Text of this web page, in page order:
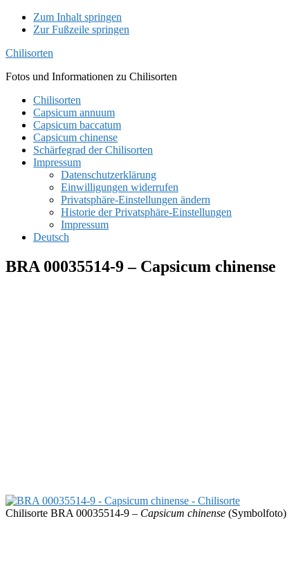
Zum Inhalt springen
Zur Fußzeile springen
Chilisorten
Fotos und Informationen zu Chilisorten
Chilisorten
Capsicum annuum
Capsicum baccatum
Capsicum chinense
Schärfegrad der Chilisorten
Impressum
Datenschutzerklärung
Einwilligungen widerrufen
Privatsphäre-Einstellungen ändern
Historie der Privatsphäre-Einstellungen
Impressum
Deutsch
BRA 00035514-9 – Capsicum chinense
Chilisorte BRA 00035514-9 – Capsicum chinense (Symbolfoto)